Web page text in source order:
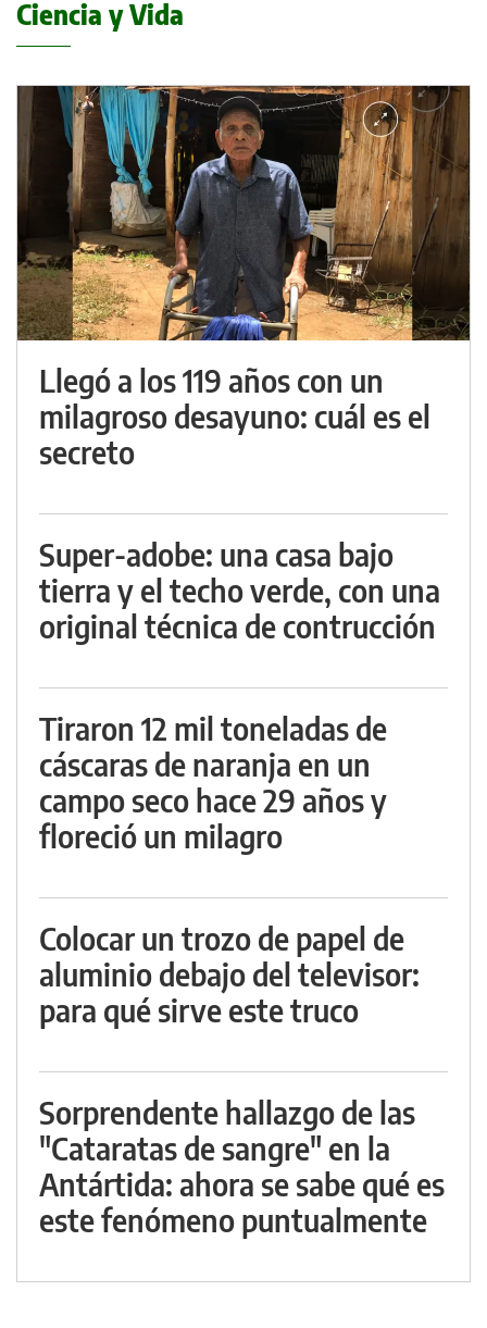
Ciencia y Vida
Llegó a los 119 años con un
milagroso desayuno: cuál es el
secreto
Super-adobe: una casa bajo
tierra y el techo verde, con una
original técnica de contrucción
Tiraron 12 mil toneladas de
cáscaras de naranja en un
campo seco hace 29 años y
floreció un milagro
Colocar un trozo de papel de
aluminio debajo del televisor:
para qué sirve este truco
Sorprendente hallazgo de las
"Cataratas de sangre" en la
Antártida: ahora se sabe qué es
este fenómeno puntualmente